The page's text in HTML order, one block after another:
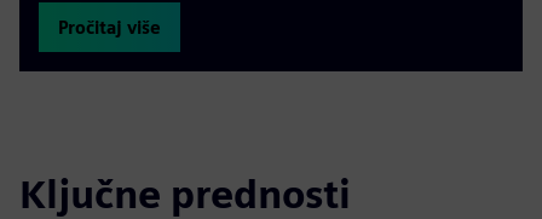
Pročitaj više
Ključne prednosti